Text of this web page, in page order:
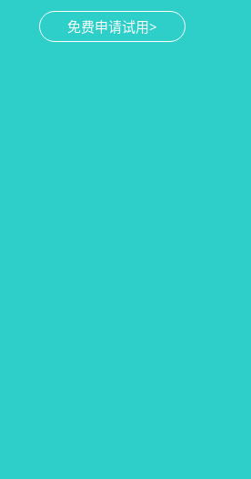
免费申请试用>